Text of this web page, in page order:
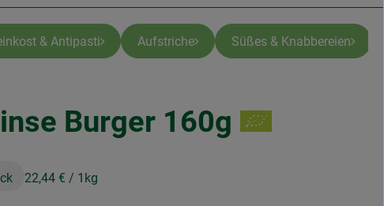
& Antipasti Aufstriche Süßes & Knabbereien
Burger 160g
22,44 € / 1kg